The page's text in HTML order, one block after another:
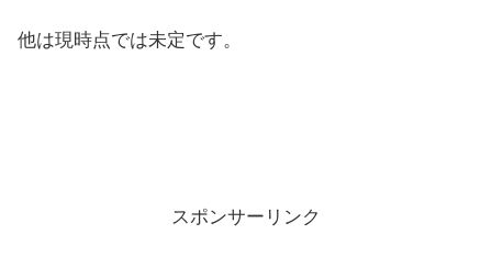
他は現時点では未定です。
スポンサーリンク